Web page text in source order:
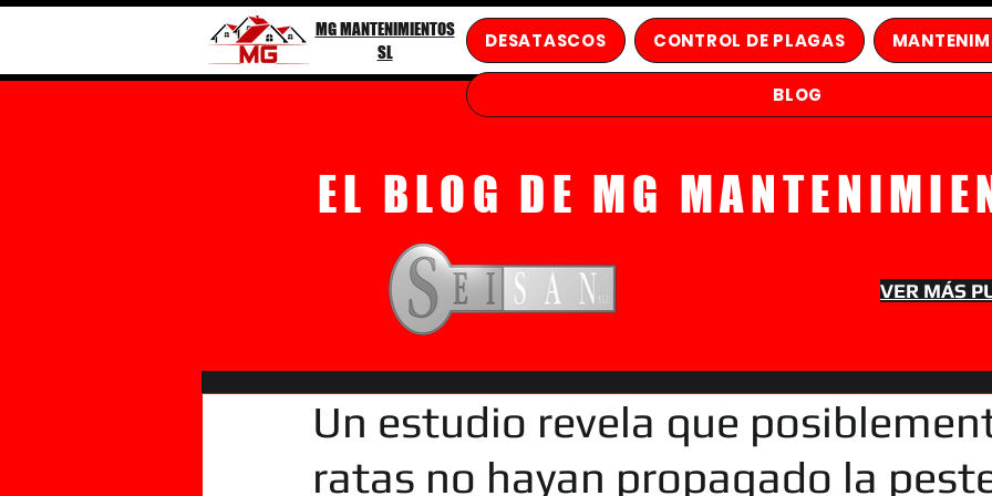
DESATASCOS CONTROL DE PLAGAS
BLOG
MG MANTENIMIENTOS
SL
EL BLOG DE MG
VER MÁS
Un estudio revela que
ratas no hayan propagado la